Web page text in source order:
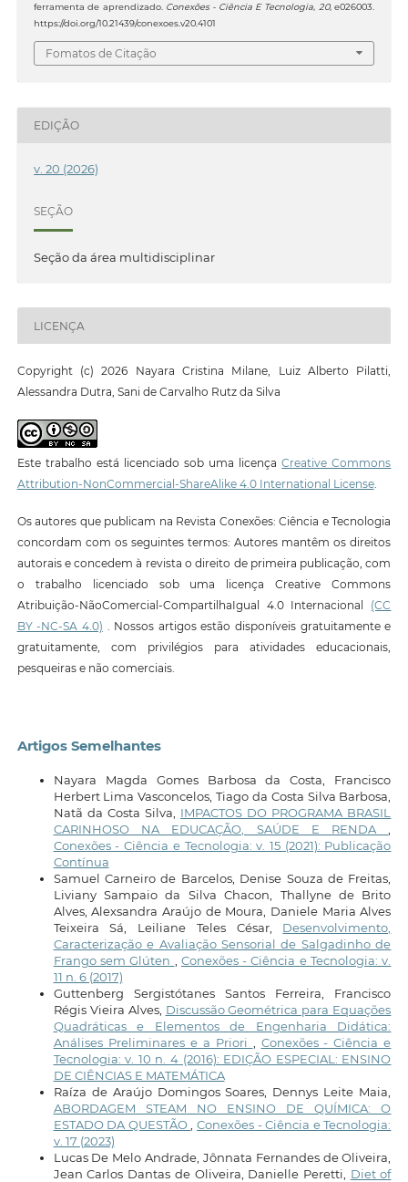
ferramenta de aprendizado. Conexões - Ciência E Tecnologia, 20, e026003.
https://doi.org/10.21439/conexoes.v20.4101
Fomatos de Citação
EDIÇÃO
v. 20 (2026)
SEÇÃO
Seção da área multidisciplinar
LICENÇA
Copyright (c) 2026 Nayara Cristina Milane, Luiz Alberto Pilatti,
Alessandra Dutra, Sani de Carvalho Rutz da Silva
Este trabalho está licenciado sob uma licençaCreative Commons
Attribution-NonCommercial-ShareAlike 4.0 International License.
Os autores que publicam na Revista Conexões: Ciência e Tecnologia
concordam com os seguintes termos: Autores mantêm os direitos
autorais e concedem à revista o direito de primeira publicação, com
o trabalho licenciado sob uma licença Creative Commons
Atribuição-NãoComercial-CompartilhaIgual 4.0 Internacional (CC
BY -NC-SA 4.0) . Nossos artigos estão disponíveis gratuitamente e
gratuitamente, com privilégios para atividades educacionais,
pesqueiras e não comerciais.
Artigos Semelhantes
Nayara Magda Gomes Barbosa da Costa, Francisco
Herbert Lima Vasconcelos, Tiago da Costa Silva Barbosa,
Natã da Costa Silva, IMPACTOS DO PROGRAMA BRASIL
CARINHOSO NA EDUCAÇÃO, SAÚDE E RENDA
Conexões - Ciência e Tecnologia: v. 15 (2021): Publicação
Contínua
Samuel Carneiro de Barcelos, Denise Souza de Freitas,
Liviany Sampaio da Silva Chacon, Thallyne de Brito
Alves, Alexsandra Araújo de Moura, Daniele Maria Alves
Teixeira Sá, Leiliane Teles César, Desenvolvimento,
Caracterização e Avaliação Sensorial de Salgadinho de
Frango sem Glúten
Conexões - Ciência e Tecnologia: v.
11 n. 6 (2017)
Guttenberg Sergistótanes Santos Ferreira, Francisco
Régis Vieira Alves, Discussão Geométrica para Equações
Quadráticas e Elementos de Engenharia Didática:
Análises Preliminares e a Priori
Conexões - Ciência e
Tecnologia: v. 10 n. 4 (2016): EDIÇÃO ESPECIAL: ENSINO
DE CIÊNCIAS E MATEMÁTICA
Raíza de Araújo Domingos Soares, Dennys Leite Maia,
ABORDAGEM STEAM NO ENSINO DE QUÍMICA: O
ESTADO DA QUESTÃO
Conexões - Ciência e Tecnologia:
v. 17 (2023)
Lucas De Melo Andrade, Jônnata Fernandes de Oliveira,
Jean Carlos Dantas de Oliveira, Danielle Peretti, Diet of